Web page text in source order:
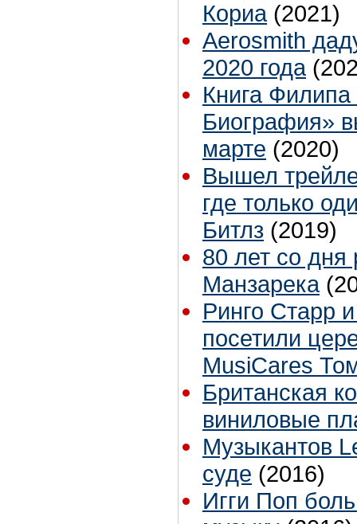
Кориа (2021)
Aerosmith
2020 года
Книга
Биография»
марте (2020)
Вышел
где только
Битлз (2019)
80 лет со
Манзарека
Ринго Старр
посетили
MusiCares
Британская
виниловые
Музыкантов
суде (2016)
Игги Поп